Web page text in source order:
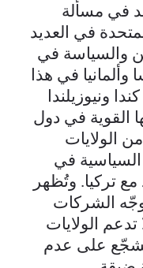
في مسألة
في العديد
والسياسة في
وألمانيا في هذا
ونيوزيلندا
القوية في دول
الولايات
السياسية في
تركيا. وتُظهر
الشركات
الولايات
على عدم